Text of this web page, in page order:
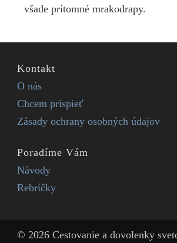
všade prítomné mrakodrapy.
Kontakt
O nás
Chcem prispieť
Zásady ochrany osobných údajov
Poradíme Vám
Návody
Rebríčky
© 2026 Cestovanie a dovolenky